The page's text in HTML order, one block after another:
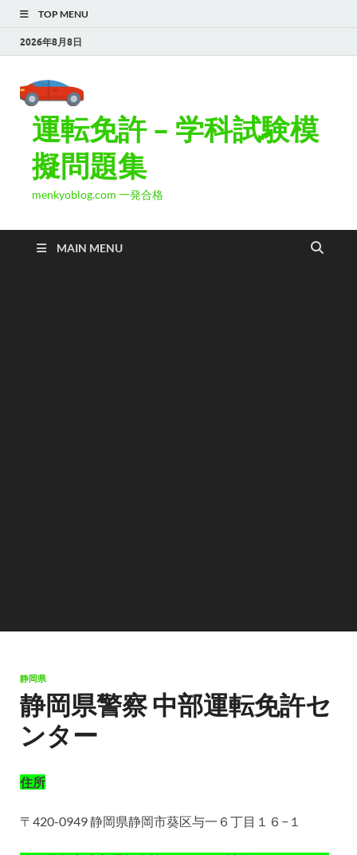
TOP MENU
2026年8月8日
運転免許 – 学科試験模
擬問題集
menkyoblog.com 一発合格
MAIN MENU
静岡県
静岡県警察 中部運転免許セ
ンター
住所
〒420-0949 静岡県静岡市葵区与一６丁目１６−１